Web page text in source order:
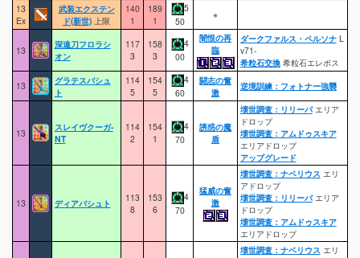
13
Ex
武装エクステン
ド(新世) 上限
140
1
189
1
5
50
※
13
深遠刀フロラシ
オン
117
3
158
3
4
00
闇恨の再
臨
ダークファルス・ペルソナL
v71-
希粒石交換希粒石エレボス
13
グラテスバシュ
ト
114
5
154
5
4
60
闘志の奮
激
逆境訓練：フォトナー強襲
13
スレイヴクーガ-
NT
114
2
154
1
4
70
誘惑の魔
盾
壊世調査：リリーパエリア
ドロップ
壊世調査：アムドゥスキア
エリアドロップ
アップグレード
13 ディアバシュト
113
8
153
6
4
70
猛威の奮
激
壊世調査：ナベリウス エリ
アドロップ
壊世調査：リリーパエリア
ドロップ
壊世調査：アムドゥスキア
エリアドロップ
壊世調査：ナベリウス エリ